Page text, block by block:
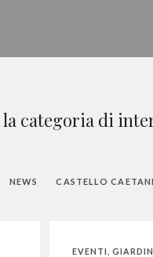
la categoria di
NEWS CASTELLO CAETANI
EVENTI